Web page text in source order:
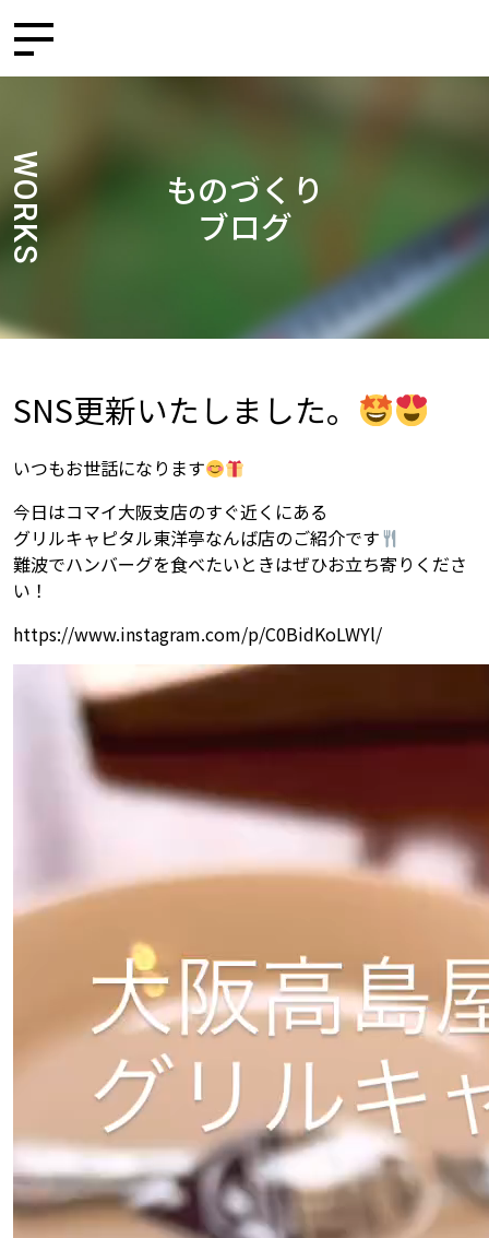
WORKS
ものづくり
ブログ
SNS更新いたしました。
いつもお世話になります
今日はコマイ大阪支店のすぐ近くにある
グリルキャピタル東洋亭なんば店のご紹介です
難波でハンバーグを食べたいときはぜひお立ち寄りくださ
い！
https://www.instagram.com/p/C0BidKoLWYl/